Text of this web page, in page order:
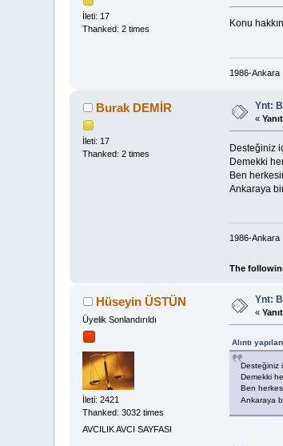
İleti: 17
Thanked: 2 times
Konu
1986-Ankara
Burak DEMİR
İleti: 17
Thanked: 2 times
Ynt:
«
Desteğiniz
Demekki
Ben
Ankaraya
1986-Ankara
The
Hüseyin ÜSTÜN
Üyelik Sonlandırıldı
İleti: 2421
Thanked: 3032 times
AVCILIK AVCI SAYFASI
Ynt:
«
Alıntı
Desteğiniz
Demekki
Ben
Ankaraya